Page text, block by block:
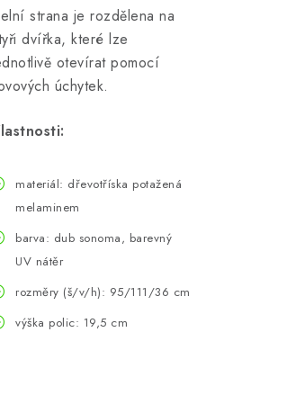
strana je rozdělena na
dvířka, které lze
otevírat pomocí
úchytek.
materiál: dřevotříska potažená
melaminem
barva: dub sonoma, barevný
UV nátěr
rozměry (š/v/h): 95/111/36 cm
výška polic: 19,5 cm